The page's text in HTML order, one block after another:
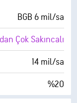
28° F
4 (Soluk)
%0
6 mil
BGB 6 mil/sa
Çok Sakıncalı
14 mil/sa
%20